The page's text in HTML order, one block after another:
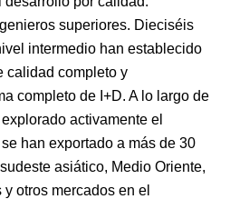
superiores. Dieciséis
intermedio han establecido
calidad completo y
completo de I+D. A lo largo de
activamente el
han exportado a más de 30
asiático, Medio Oriente,
otros mercados en el